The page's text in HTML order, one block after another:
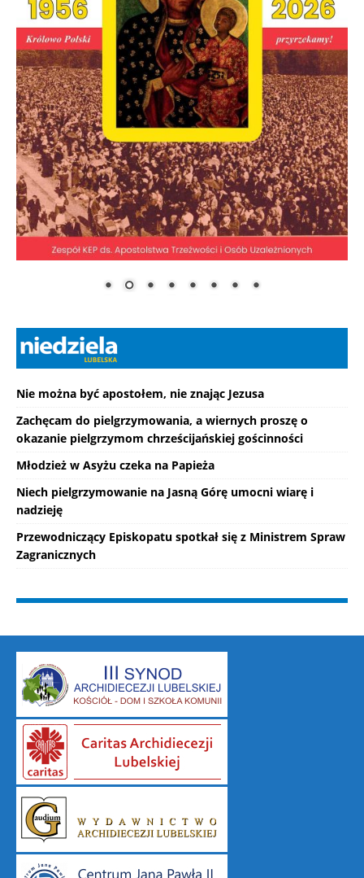
Nie można być apostołem, nie znając Jezusa
Zachęcam do pielgrzymowania, a wiernych proszę o
okazanie pielgrzymom chrześcijańskiej gościnności
Młodzież w Asyżu czeka na Papieża
Niech pielgrzymowanie na Jasną Górę umocni wiarę i
nadzieję
Przewodniczący Episkopatu spotkał się z Ministrem Spraw
Zagranicznych